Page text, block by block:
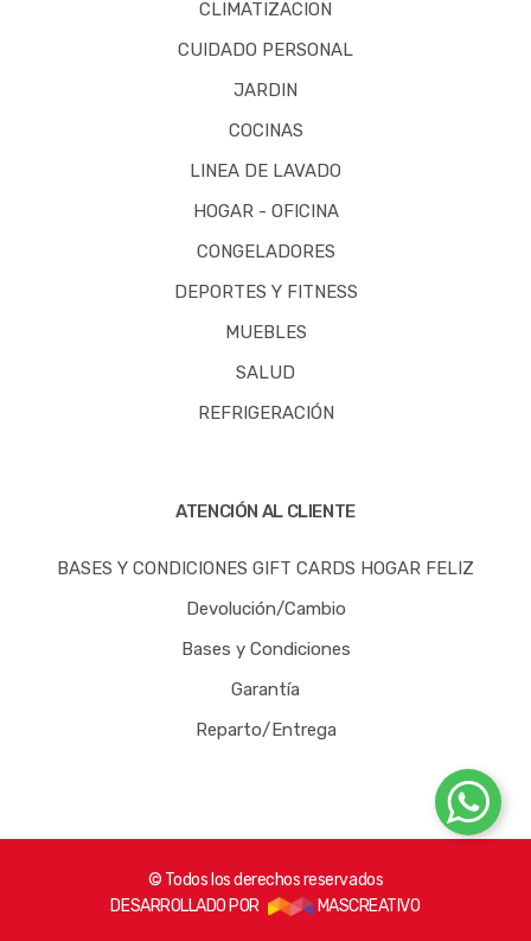
CLIMATIZACION
CUIDADO PERSONAL
JARDIN
COCINAS
LINEA DE LAVADO
HOGAR - OFICINA
CONGELADORES
DEPORTES Y FITNESS
MUEBLES
SALUD
REFRIGERACIÓN
ATENCIÓN AL CLIENTE
BASES Y CONDICIONES GIFT CARDS HOGAR FELIZ
Devolución/Cambio
Bases y Condiciones
Garantía
Reparto/Entrega
© Todos los derechos reservados
DESARROLLADO POR
MASCREATIVO